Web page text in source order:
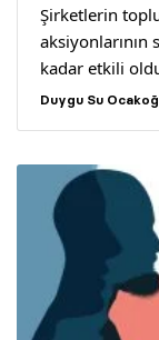
Şirketlerin
aksiyonlarının
kadar etkili
Duygu Su